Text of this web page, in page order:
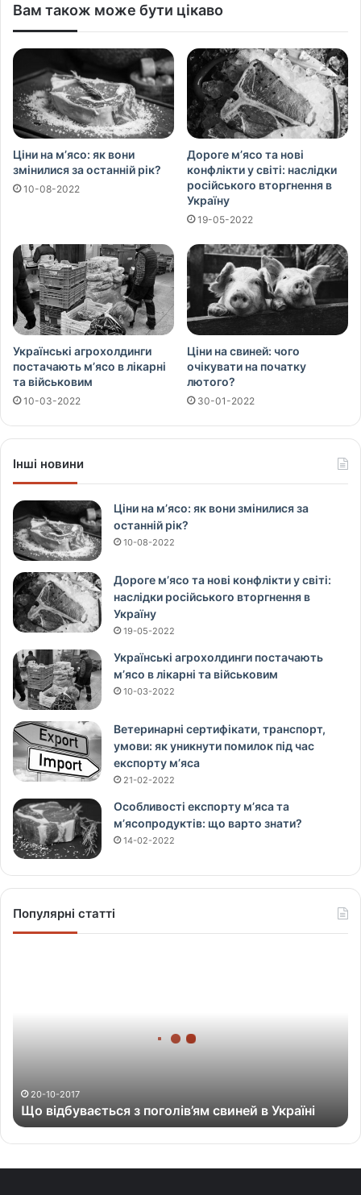
Вам також може бути цікаво
Ціни на м’ясо: як вони
змінилися за останній рік?
10-08-2022
Дороге м’ясо та нові
конфлікти у світі: наслідки
російського вторгнення в
Україну
19-05-2022
Українські агрохолдинги
постачають м’ясо в лікарні
та військовим
10-03-2022
Ціни на свиней: чого
очікувати на початку
лютого?
30-01-2022
Інші новини
Ціни на м’ясо: як вони змінилися за
останній рік?
10-08-2022
Дороге м’ясо та нові конфлікти у світі:
наслідки російського вторгнення в
Україну
19-05-2022
Українські агрохолдинги постачають
м’ясо в лікарні та військовим
10-03-2022
Ветеринарні сертифікати, транспорт,
умови: як уникнути помилок під час
експорту м’яса
21-02-2022
Особливості експорту м’яса та
м’ясопродуктів: що варто знати?
14-02-2022
Популярні статті
т
ь
20-10-2017
Що відбувається з поголів’ям свиней в Україні